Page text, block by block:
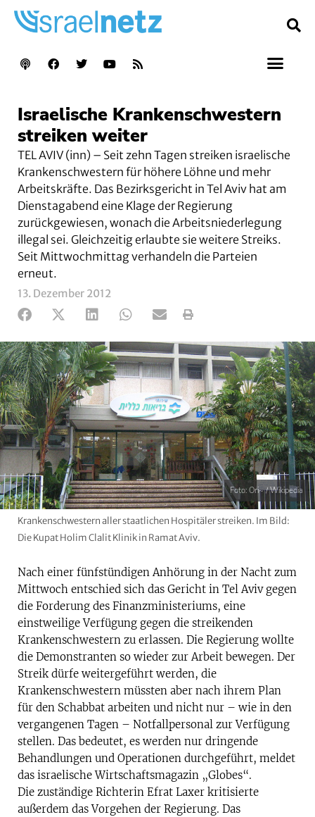
Israelische Krankenschwestern
streiken weiter
TEL AVIV (inn) – Seit zehn Tagen streiken israelische
Krankenschwestern für höhere Löhne und mehr
Arbeitskräfte. Das Bezirksgericht in Tel Aviv hat am
Dienstagabend eine Klage der Regierung
zurückgewiesen, wonach die Arbeitsniederlegung
illegal sei. Gleichzeitig erlaubte sie weitere Streiks.
Seit Mittwochmittag verhandeln die Parteien
erneut.
13. Dezember 2012
Foto: Ori~ / Wikipedia
Krankenschwestern aller staatlichen Hospitäler streiken. Im Bild:
Die Kupat Holim Clalit Klinik in Ramat Aviv.
Nach einer fünfstündigen Anhörung in der Nacht zum
Mittwoch entschied sich das Gericht in Tel Aviv gegen
die Forderung des Finanzministeriums, eine
einstweilige Verfügung gegen die streikenden
Krankenschwestern zu erlassen. Die Regierung wollte
die Demonstranten so wieder zur Arbeit bewegen. Der
Streik dürfe weitergeführt werden, die
Krankenschwestern müssten aber nach ihrem Plan
für den Schabbat arbeiten und nicht nur – wie in den
vergangenen Tagen – Notfallpersonal zur Verfügung
stellen. Das bedeutet, es werden nur dringende
Behandlungen und Operationen durchgeführt, meldet
das israelische Wirtschaftsmagazin „Globes“.
Die zuständige Richterin Efrat Laxer kritisierte
außerdem das Vorgehen der Regierung. Das